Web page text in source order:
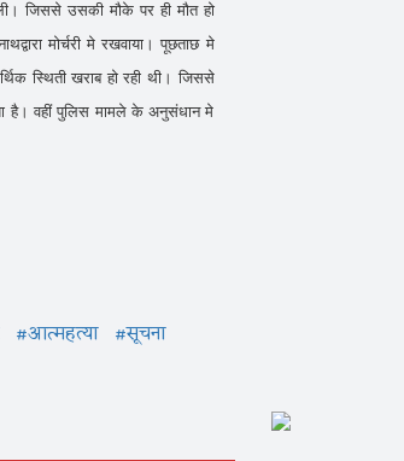
जिससे उसकी मौके पर ही मौत हो
मोर्चरी मे रखवाया। पूछताछ मे
स्थिती खराब हो रही थी। जिससे
है। वहीं पुलिस मामले के अनुसंधान मे
#आत्महत्या #सूचना